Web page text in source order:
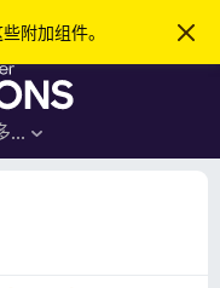
附加组件。
忽
此
…
登录